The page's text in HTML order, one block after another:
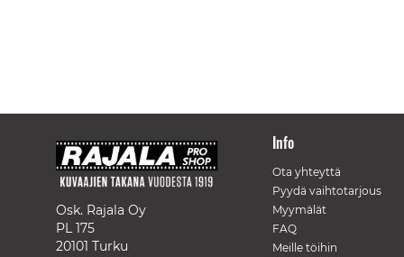
Osk. Rajala Oy
PL 175
20101 Turku
Info
Ota yhteyttä
Pyydä vaihtotarjous
Myymälät
FAQ
Meille töihin